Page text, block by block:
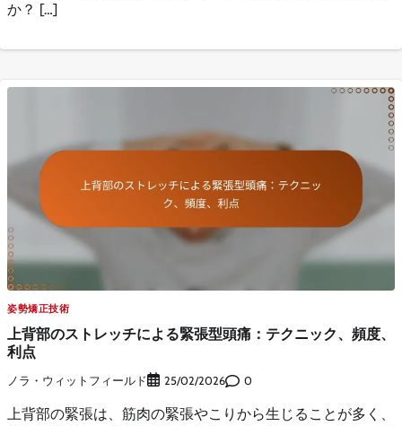
か？ […]
姿勢矯正技術
上背部のストレッチによる緊張型頭痛：テクニック、頻度、
利点
ノラ・ウィットフィールド 25/02/2026 0
上背部の緊張は、筋肉の緊張やこりから生じることが多く、